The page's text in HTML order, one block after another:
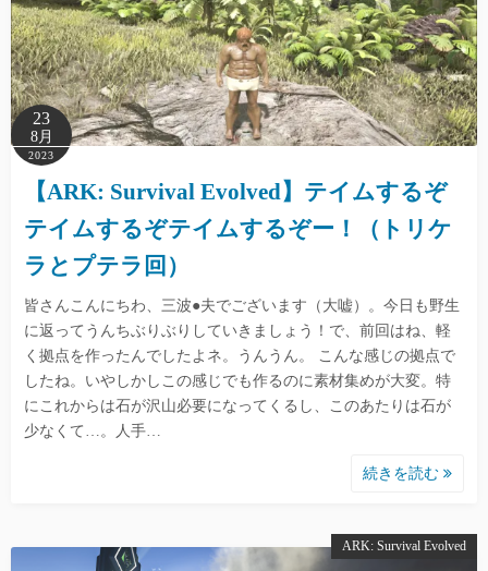
23
8月
2023
【ARK: Survival Evolved】テイムするぞ
テイムするぞテイムするぞー！（トリケ
ラとプテラ回）
皆さんこんにちわ、三波●夫でございます（大嘘）。今日も野生
に返ってうんちぶりぶりしていきましょう！で、前回はね、軽
く拠点を作ったんでしたよネ。うんうん。 こんな感じの拠点で
したね。いやしかしこの感じでも作るのに素材集めが大変。特
にこれからは石が沢山必要になってくるし、このあたりは石が
少なくて…。人手…
続きを読む
ARK: Survival Evolved